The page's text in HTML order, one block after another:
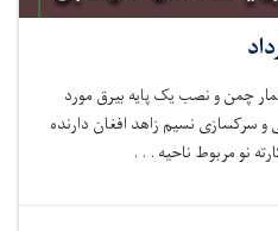
چمن و نصب یک پایه بیرق مورد
و سرکسازی نسیم زاهد افغان دارنده
نو مربوط ناحیه . . .